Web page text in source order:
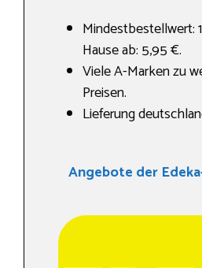
Mindestbestellwert:
Hause ab: 5,95 €.
Viele A-Marken zu
Preisen.
Lieferung
Angebote der